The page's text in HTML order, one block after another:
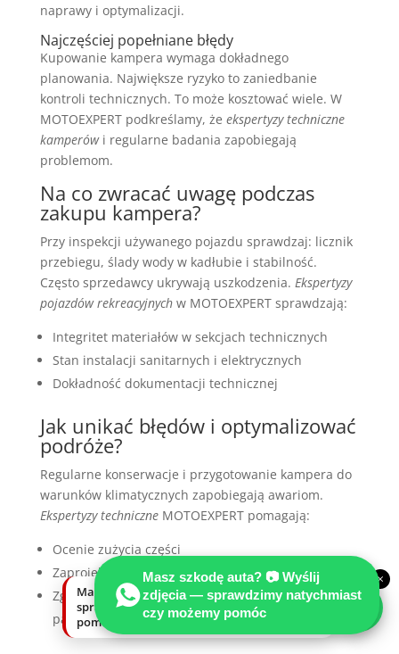
naprawy i optymalizacji.
Najczęściej popełniane błędy
Kupowanie kampera wymaga dokładnego
planowania. Największe ryzyko to zaniedbanie
kontroli technicznych. To może kosztować wiele. W
MOTOEXPERT podkreślamy, że ekspertyzy techniczne
kamperówi regularne badania zapobiegają
problemom.
Na co zwracać uwagę podczas
zakupu kampera?
Przy inspekcji używanego pojazdu sprawdzaj: licznik
przebiegu, ślady wody w kadłubie i stabilność.
Często sprzedawcy ukrywają uszkodzenia. Ekspertyzy
pojazdów rekreacyjnychw MOTOEXPERT sprawdzają:
Integritet materiałów w sekcjach technicznych
Stan instalacji sanitarnych i elektrycznych
Dokładność dokumentacji technicznej
Jak unikać błędów i optymalizować
podróże?
Regularne konserwacje i przygotowanie kampera do
warunków klimatycznych zapobiegają awariom.
Ekspertyzy techniczneMOTOEXPERT pomagają:
Ocenie zużycia części
Zaprojektowaniu planu konserwacji
Zgromadzeniu dokumentacji wymaganej przez
państwa UE
Masz szkodę auta? 📷 Wyślij
zdjęcia — sprawdzimy natychmiast
czy możemy pomóc
×
Masz szkodę auta? Wyślij zdjęcia —
sprawdzimy natychmiast, czy możemy
pomóc.